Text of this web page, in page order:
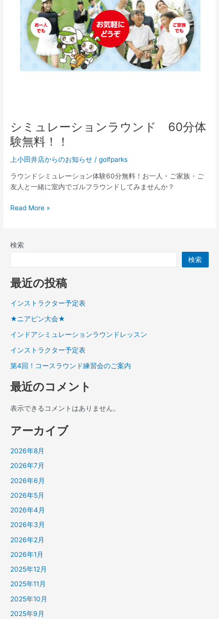
シミュレーションラウンド 60分体
験無料！！
上小田井店からのお知らせ /golfparks
ラウンドシミュレーション体験60分無料！お一人・ご家族・ご
友人と一緒に室内でゴルフラウンドしてみませんか？
Read More »
検索
検索
最近の投稿
インストラクター予定表
★ニアピン大会★
インドアシミュレーションラウンドレッスン
インストラクター予定表
第4回！コースラウンド練習会のご案内
最近のコメント
表示できるコメントはありません。
アーカイブ
2026年8月
2026年7月
2026年6月
2026年5月
2026年4月
2026年3月
2026年2月
2026年1月
2025年12月
2025年11月
2025年10月
2025年9月